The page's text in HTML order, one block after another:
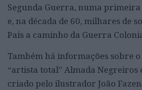
Segunda Guerra, numa
e, na década de 60, milhares de
País a caminho da Guerra
Também há informações sobre
“artista total” Almada Negreiros
criado pelo ilustrador João